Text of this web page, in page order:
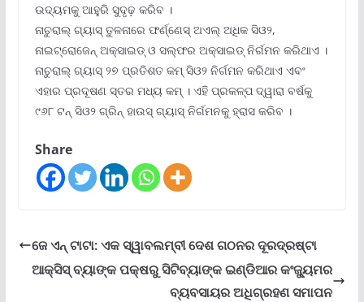
ଉଦ୍ୟମକୁ ଆହୁରି ସୁଦୃଢ଼ କରିବ ।
ନାଚୁରାଲ୍ ଗ୍ୟାସ୍ ତୁଳନାରେ ଫର୍ଣ୍ଣେସ୍ ଅଏଲ୍ ଅଧିକ ସିଓ୨,
ନାଇଟ୍ରୋଜେନ୍ ଅକ୍ସାଇଡ୍ ଓ ସଲ୍‌ଫର ଅକ୍ସାଇଡ୍ ନିର୍ଗମନ କରିଥାଏ ।
ନାଚୁରାଲ୍ ଗ୍ୟାସ୍ ୨୭ ପ୍ରତିଶତ କମ୍ ସିଓ୨ ନିର୍ଗମନ କରିଥାଏ ଏବଂ
ଏହାର ପ୍ରଦୂଷଣ ସ୍ତର ମଧ୍ୟ କମ୍ । ଏହି ପ୍ରକଳ୍ପ ଦ୍ୱାରା ବର୍ଷକୁ
୯୬୮ ଟନ୍ ସିଓ୨ ଗ୍ରିନ୍ ହାଉସ୍ ଗ୍ୟାସ୍ ନିର୍ଗମନକୁ ହ୍ରାସ କରିବ ।
Share
ଜେ ଏନ୍ ଟାଟା: ଏକ ସ୍ୱାବଲମ୍ବୀ ଦେଶ ଗଠନର ଦୂରଦ୍ରଷ୍ଟା
ଆକ୍ସିସ୍ ବ୍ୟାଙ୍କ ପକ୍ଷରୁ ସିଟିବ୍ୟାଙ୍କ ଇଣ୍ଡିଆର କଂଜ୍ୟୁମର
ବ୍ୟବସାୟର ଅଧିଗ୍ରହଣ ସମାପନ